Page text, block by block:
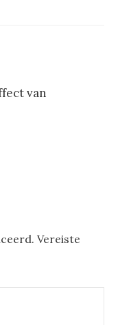
van
Vereiste